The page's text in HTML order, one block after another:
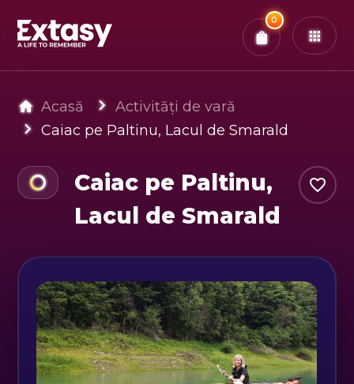
0
x0 Bilete Confirmă & Plătește
Acasă
Activități de vară
Caiac pe Paltinu, Lacul de Smarald
Caiac pe Paltinu,
Lacul de Smarald